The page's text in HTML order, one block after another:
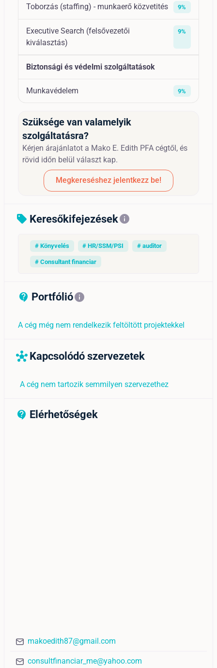
Toborzás (staffing) - munkaerő közvetités 9%
Executive Search (felsővezetői
kiválasztás)
9%
Biztonsági és védelmi szolgáltatások
Munkavédelem 9%
Szüksége van valamelyik
szolgáltatásra?
Kérjen árajánlatot a Mako E. Edith PFA cégtől, és
rövid időn belül választ kap.
Megkereséshez jelentkezz be!
sell Keresőkifejezésekinfo
# Könyvelés # HR/SSM/PSI # auditor
# Consultant financiar
contact_support_outline
Portfólióinfo
A cég még nem rendelkezik feltöltött projektekkel
hub Kapcsolódó szervezetek
A cég nem tartozik semmilyen szervezethez
contact_support_outline
Elérhetőségek
makoedith87@gmail.com
consultfinanciar_me@yahoo.com